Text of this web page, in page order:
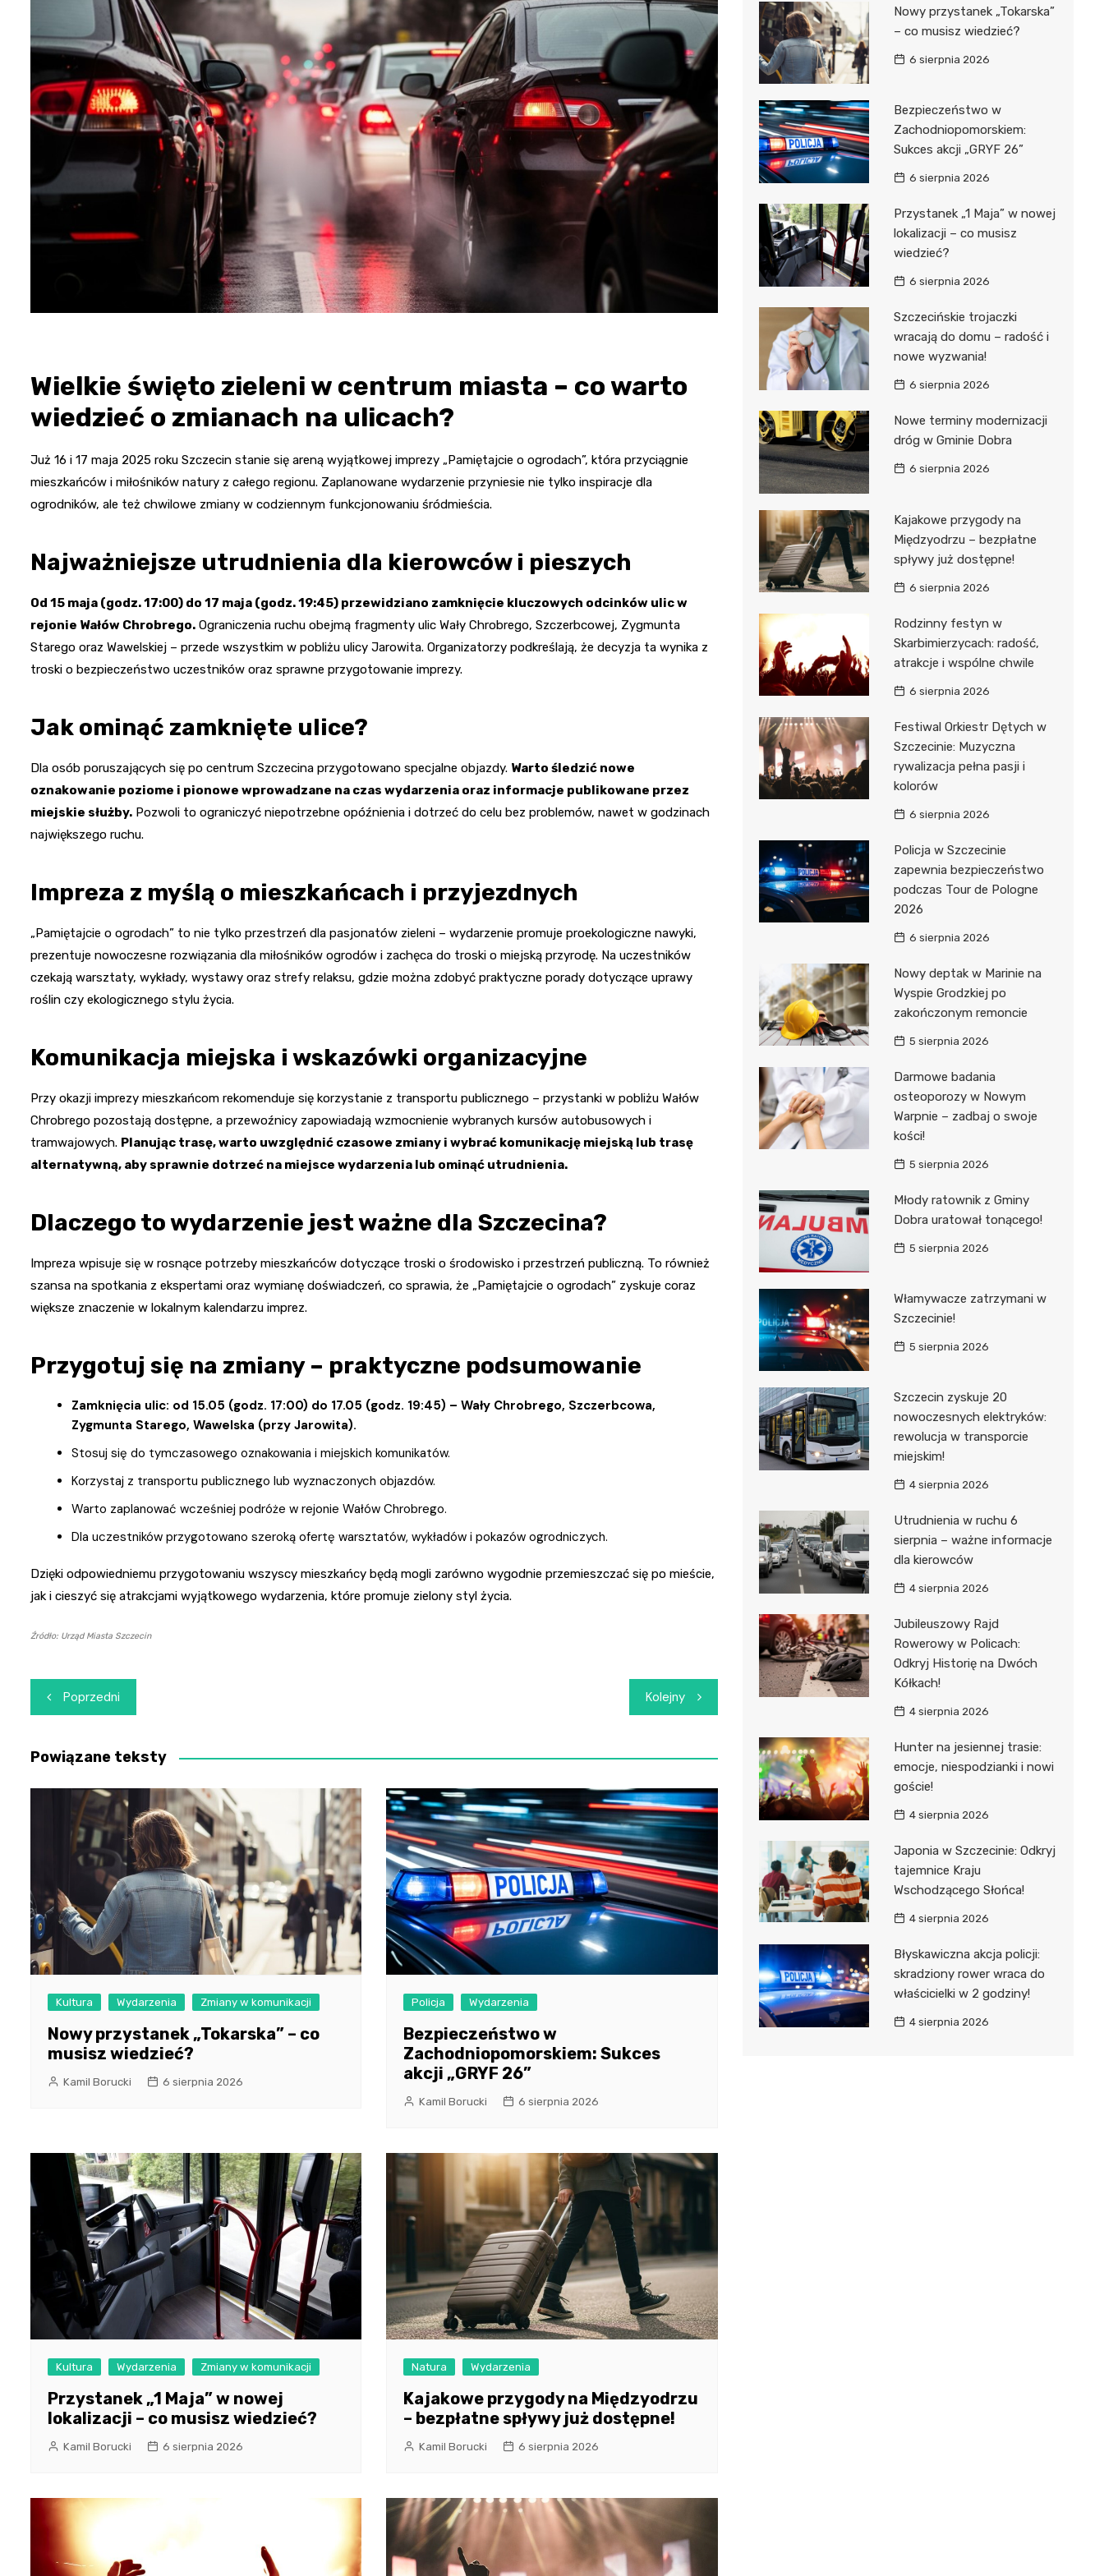
Sokołowskiego
Pomorskiej Akademii
Medycznej
Samodzielny Publiczny
Szpital Kliniczny nr 2
Specjalistyczny Szpital im.
A. Sokołowskiego
Samodzielny Publiczny
Wojewódzki Szpital
Zespolony im. M.
Skłodowskiej-Curi
Wielkie święto zieleni w centrum miasta – co warto
wiedzieć o zmianach na ulicach?
Już 16 i 17 maja 2025 roku Szczecin stanie się areną wyjątkowej imprezy „Pamiętajcie o ogrodach”, która przyciągnie
mieszkańców i miłośników natury z całego regionu. Zaplanowane wydarzenie przyniesie nie tylko inspiracje dla
ogrodników, ale też chwilowe zmiany w codziennym funkcjonowaniu śródmieścia.
Najważniejsze utrudnienia dla kierowców i pieszych
Od 15 maja (godz. 17:00) do 17 maja (godz. 19:45) przewidziano zamknięcie kluczowych odcinków ulic w
rejonie Wałów Chrobrego. Ograniczenia ruchu obejmą fragmenty ulic Wały Chrobrego, Szczerbcowej, Zygmunta
Starego oraz Wawelskiej – przede wszystkim w pobliżu ulicy Jarowita. Organizatorzy podkreślają, że decyzja ta wynika z
troski o bezpieczeństwo uczestników oraz sprawne przygotowanie imprezy.
Jak ominąć zamknięte ulice?
Dla osób poruszających się po centrum Szczecina przygotowano specjalne objazdy. Warto śledzić nowe
oznakowanie poziome i pionowe wprowadzane na czas wydarzenia oraz informacje publikowane przez
miejskie służby. Pozwoli to ograniczyć niepotrzebne opóźnienia i dotrzeć do celu bez problemów, nawet w godzinach
największego ruchu.
Impreza z myślą o mieszkańcach i przyjezdnych
„Pamiętajcie o ogrodach” to nie tylko przestrzeń dla pasjonatów zieleni – wydarzenie promuje proekologiczne nawyki,
prezentuje nowoczesne rozwiązania dla miłośników ogrodów i zachęca do troski o miejską przyrodę. Na uczestników
czekają warsztaty, wykłady, wystawy oraz strefy relaksu, gdzie można zdobyć praktyczne porady dotyczące uprawy
roślin czy ekologicznego stylu życia.
Komunikacja miejska i wskazówki organizacyjne
Przy okazji imprezy mieszkańcom rekomenduje się korzystanie z transportu publicznego – przystanki w pobliżu Wałów
Chrobrego pozostają dostępne, a przewoźnicy zapowiadają wzmocnienie wybranych kursów autobusowych i
tramwajowych. Planując trasę, warto uwzględnić czasowe zmiany i wybrać komunikację miejską lub trasę
alternatywną, aby sprawnie dotrzeć na miejsce wydarzenia lub ominąć utrudnienia.
Dlaczego to wydarzenie jest ważne dla Szczecina?
Impreza wpisuje się w rosnące potrzeby mieszkańców dotyczące troski o środowisko i przestrzeń publiczną. To również
szansa na spotkania z ekspertami oraz wymianę doświadczeń, co sprawia, że „Pamiętajcie o ogrodach” zyskuje coraz
większe znaczenie w lokalnym kalendarzu imprez.
Przygotuj się na zmiany – praktyczne podsumowanie
Zamknięcia ulic: od 15.05 (godz. 17:00) do 17.05 (godz. 19:45) – Wały Chrobrego, Szczerbcowa,
Zygmunta Starego, Wawelska (przy Jarowita).
Stosuj się do tymczasowego oznakowania i miejskich komunikatów.
Korzystaj z transportu publicznego lub wyznaczonych objazdów.
Warto zaplanować wcześniej podróże w rejonie Wałów Chrobrego.
Dla uczestników przygotowano szeroką ofertę warsztatów, wykładów i pokazów ogrodniczych.
Dzięki odpowiedniemu przygotowaniu wszyscy mieszkańcy będą mogli zarówno wygodnie przemieszczać się po mieście,
jak i cieszyć się atrakcjami wyjątkowego wydarzenia, które promuje zielony styl życia.
Źródło: Urząd Miasta Szczecin
Nawigacja
wpisu
Poprzedni Kolejny
Powiązane teksty
Kultura Wydarzenia Zmiany w komunikacji
Nowy przystanek „Tokarska” – co
musisz wiedzieć?
Kamil Borucki 6 sierpnia 2026
Policja Wydarzenia
Bezpieczeństwo w
Zachodniopomorskiem: Sukces
akcji „GRYF 26”
Kamil Borucki 6 sierpnia 2026
Kultura Wydarzenia Zmiany w komunikacji
Przystanek „1 Maja” w nowej
lokalizacji – co musisz wiedzieć?
Kamil Borucki 6 sierpnia 2026
Natura Wydarzenia
Kajakowe przygody na Międzyodrzu
– bezpłatne spływy już dostępne!
Kamil Borucki 6 sierpnia 2026
Nowy przystanek „Tokarska”
– co musisz wiedzieć?
6 sierpnia 2026
Bezpieczeństwo w
Zachodniopomorskiem:
Sukces akcji „GRYF 26”
6 sierpnia 2026
Przystanek „1 Maja” w nowej
lokalizacji – co musisz
wiedzieć?
6 sierpnia 2026
Szczecińskie trojaczki
wracają do domu – radość i
nowe wyzwania!
6 sierpnia 2026
Nowe terminy modernizacji
dróg w Gminie Dobra
6 sierpnia 2026
Kajakowe przygody na
Międzyodrzu – bezpłatne
spływy już dostępne!
6 sierpnia 2026
Rodzinny festyn w
Skarbimierzycach: radość,
atrakcje i wspólne chwile
6 sierpnia 2026
Festiwal Orkiestr Dętych w
Szczecinie: Muzyczna
rywalizacja pełna pasji i
kolorów
6 sierpnia 2026
Policja w Szczecinie
zapewnia bezpieczeństwo
podczas Tour de Pologne
2026
6 sierpnia 2026
Nowy deptak w Marinie na
Wyspie Grodzkiej po
zakończonym remoncie
5 sierpnia 2026
Darmowe badania
osteoporozy w Nowym
Warpnie – zadbaj o swoje
kości!
5 sierpnia 2026
Młody ratownik z Gminy
Dobra uratował tonącego!
5 sierpnia 2026
Włamywacze zatrzymani w
Szczecinie!
5 sierpnia 2026
Szczecin zyskuje 20
nowoczesnych elektryków:
rewolucja w transporcie
miejskim!
4 sierpnia 2026
Utrudnienia w ruchu 6
sierpnia – ważne informacje
dla kierowców
4 sierpnia 2026
Jubileuszowy Rajd
Rowerowy w Policach:
Odkryj Historię na Dwóch
Kółkach!
4 sierpnia 2026
Hunter na jesiennej trasie:
emocje, niespodzianki i nowi
goście!
4 sierpnia 2026
Japonia w Szczecinie: Odkryj
tajemnice Kraju
Wschodzącego Słońca!
4 sierpnia 2026
Błyskawiczna akcja policji:
skradziony rower wraca do
właścicielki w 2 godziny!
4 sierpnia 2026